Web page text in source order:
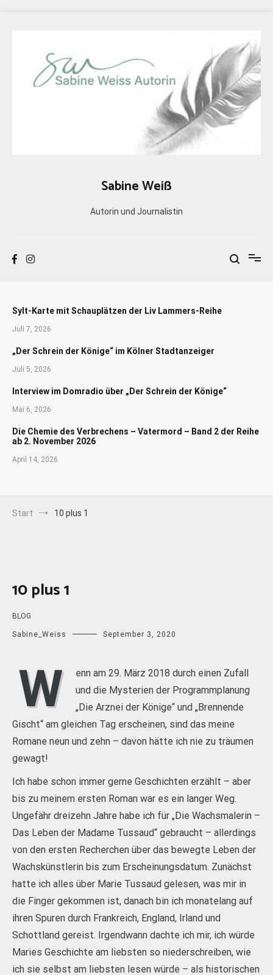
Sabine Weiß
Autorin und Journalistin
Sylt-Karte mit Schauplätzen der Liv Lammers-Reihe
Juli 7, 2026
„Der Schrein der Könige“ im Kölner Stadtanzeiger
Juli 5, 2026
Interview im Domradio über „Der Schrein der Könige“
Mai 6, 2026
Die Chemie des Verbrechens – Vatermord – Band 2 der Reihe
ab 2. November 2026
April 14, 2026
Start 10 plus 1
10 plus 1
BLOG
Sabine_Weiss September 3, 2020
W
enn am 29. März 2018 durch einen Zufall
und die Mysterien der Programmplanung
„Die Arznei der Könige“ und „Brennende
Gischt“ am gleichen Tag erscheinen, sind das meine
Romane neun und zehn – davon hätte ich nie zu träumen
gewagt!
Ich habe schon immer gerne Geschichten erzählt – aber
bis zu meinem ersten Roman war es ein langer Weg.
Ungefähr dreizehn Jahre habe ich für „Die Wachsmalerin –
Das Leben der Madame Tussaud“ gebraucht – allerdings
von den ersten Recherchen über das bewegte Leben der
Wachskünstlerin bis zum Erscheinungsdatum. Zunächst
hatte ich alles über Marie Tussaud gelesen, was mir in
die Finger gekommen ist, danach bin ich monatelang auf
ihren Spuren durch Frankreich, England, Irland und
Schottland gereist. Irgendwann dachte ich mir, ich würde
Maries Geschichte am liebsten so niederschreiben, wie
ich sie selbst am liebsten lesen würde – als historischen